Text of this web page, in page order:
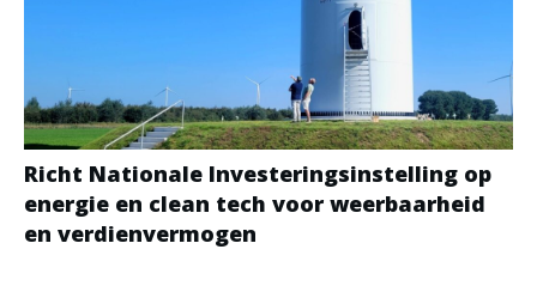
Richt Nationale Investeringsinstelling op
energie en clean tech voor weerbaarheid
en verdienvermogen